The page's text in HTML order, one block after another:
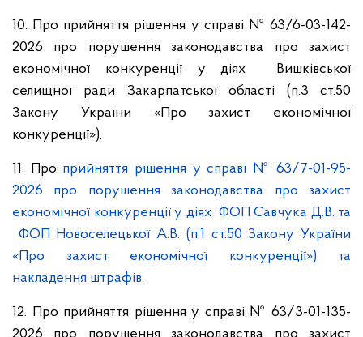
10. Про прийняття рішення у справі № 63/6-03-142-
2026 про порушення законодавства про захист
економічної конкуренції у діях Вишківської
селищної ради Закарпатської області (п.3 ст.50
Закону України «Про захист економічної
конкуренції»).
11. Про прийняття рішення у справі № 63/7-01-95-
2026 про порушення законодавства про захист
економічної конкуренції у діях ФОП Савчука Д.В. та
ФОП Новоселецької А.В. (п.1 ст.50 Закону України
«Про захист економічної конкуренції») та
накладення штрафів.
12. Про прийняття рішення у справі № 63/3-01-135-